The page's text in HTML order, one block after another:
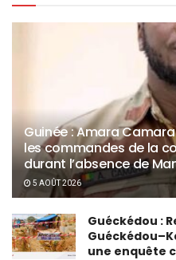
Guinée : Amara
les commandes de la
durant l’absence de
5 AOÛT 2026
Guéckédou :
une enquête